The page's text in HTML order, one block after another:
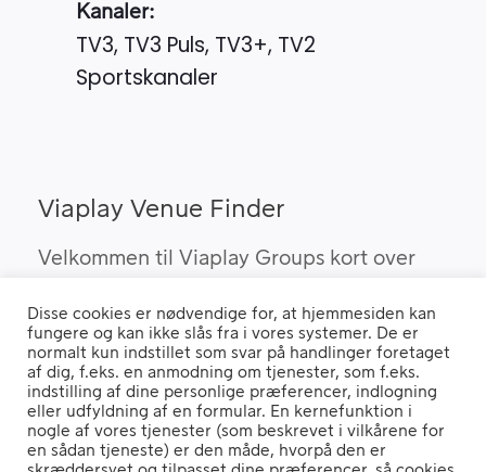
Kanaler:
TV3, TV3 Puls, TV3+, TV2
Sportskanaler
Viaplay Venue Finder
Velkommen til Viaplay Groups kort over
finde barer, pubber og hoteller, som kan
vise Viaplay’s sportsrettigheder i Danmark.
Hvis du benytter en "Ad Blocker" vil du opleve, at siden ikke fungerer
ordentligt.
Disse cookies er nødvendige for, at hjemmesiden kan
fungere og kan ikke slås fra i vores systemer. De er
normalt kun indstillet som svar på handlinger foretaget
af dig, f.eks. en anmodning om tjenester, som f.eks.
indstilling af dine personlige præferencer, indlogning
eller udfyldning af en formular. En kernefunktion i
nogle af vores tjenester (som beskrevet i vilkårene for
en sådan tjeneste) er den måde, hvorpå den er